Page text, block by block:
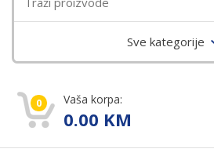
Sve kategorije
0 Vaša korpa:
0.00 KM